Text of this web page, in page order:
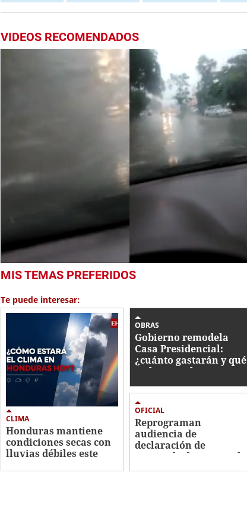
VIDEOS RECOMENDADOS
seconds
48
secondsVolume
0%
MIS TEMAS PREFERIDOS
Te puede interesar:
CLIMA
Honduras mantiene
condiciones secas con
lluvias débiles este
OBRAS
Gobierno remodela
Casa Presidencial:
¿cuánto gastarán y qué
trabajos se hacen?
OFICIAL
Reprograman
audiencia de
declaración de
imputado de Roosevelt
Hernández